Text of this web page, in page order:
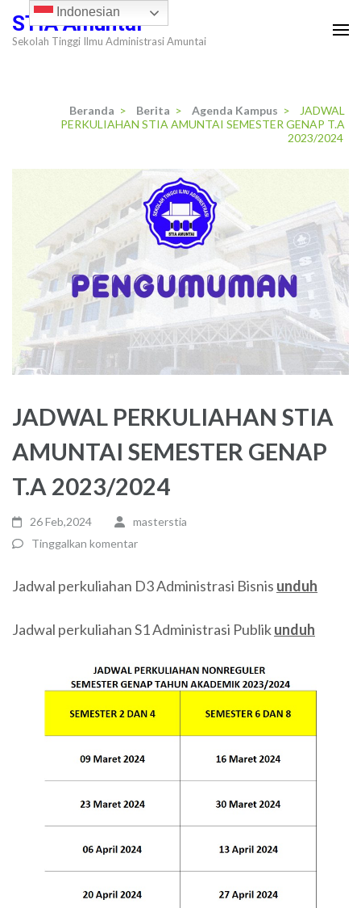
Lompat
keSTIA Amuntai
Sekolah Tinggi Ilmu Administrasi Amuntai
Beranda > Berita > Agenda Kampus >
JADWAL
PERKULIAHAN STIA AMUNTAI SEMESTER GENAP T.A
2023/2024
JADWAL PERKULIAHAN STIA
AMUNTAI SEMESTER GENAP
T.A 2023/2024
26 Feb,2024
masterstia
Tinggalkan komentar
Jadwal perkuliahan D3 Administrasi Bisnis unduh
Jadwal perkuliahan S1 Administrasi Publikunduh
Indonesian